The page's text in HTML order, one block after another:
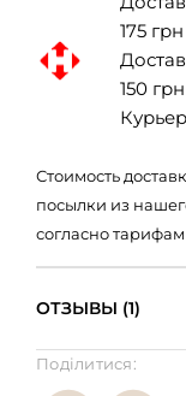
175 грн
150 грн
Стоимость
посылки из
согласно
ОТЗЫВЫ (1)
Поділитися: